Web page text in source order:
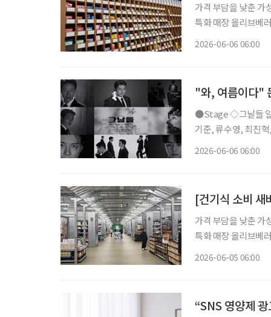
가격 부담을 낮춘 가
특화 매장 올리브베
2026-06-06 06:00
"와, 여름이다"
●Stage ◇그날들 일정 6월 9일 ~ 8월 23일 장소 디큐브 링크아트센터 연출 장유정 출연 엄
기준, 류수영, 최진혁, 김정현
2026-06-06 06:00
[건기식 소비
가격 부담을 낮춘 가
특화 매장 올리브베
2026-06-05 06:00
“SNS 영양제